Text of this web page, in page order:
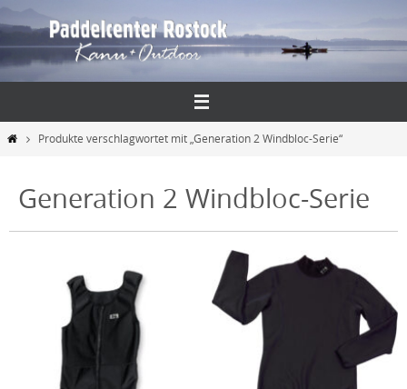
Inhalt
springen
StartProdukte verschlagwortet mit „Generation 2 Windbloc-Serie“
Generation 2 Windbloc-Serie